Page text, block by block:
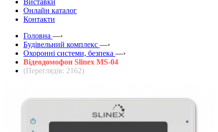
Онлайн каталог
Контакти
Головна —›
Будівельний комплекс —›
Охоронні системи, безпека —›
Відеодомофон Slinex MS-04
(Переглядів: 2162)